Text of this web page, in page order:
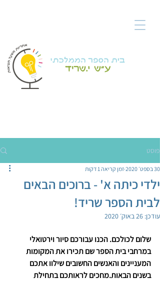
פוסט
ילדי כיתה א' - ברוכים הבאים
לבית הספר שריד!
30 בספט׳ 2020 זמן קריאה 1 דקות
עודכן: 26 באוק׳ 2020
שלום לכולכם. הכנו עבורכם סיור וירטואלי
במרחבי בית הספר שם תכירו את המקומות
המעניינים והאנשים החשובים שילוו אתכם
בשנים הבאות.מחכים לראותכם בתחילת